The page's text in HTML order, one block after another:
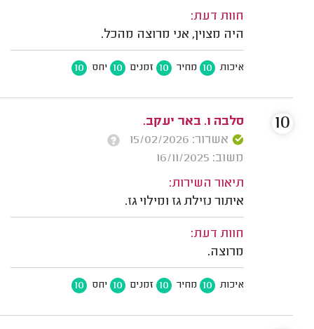
חוות דעת:
היה מצוין, אני מרוצה מהכל.
איכות 10 מחיר 10 זמנים 10 יחס 10
סלבה ו. באר יעקב.
אשרור: 15/02/2026
משוב: 16/11/2025
תיאור השירות:
איתור נזילת גז ומילוי גז.
חוות דעת:
מרוצה.
איכות 10 מחיר 10 זמנים 10 יחס 10
10